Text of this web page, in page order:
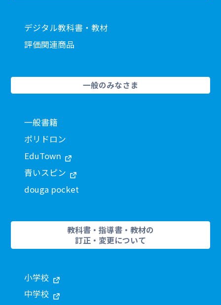
デジタル教科書・教材
評価関連商品
一般のみなさま
一般書籍
ポリドロン
EduTown
青いスピン
douga pocket
教科書・指導書・教材の
訂正・変更について
小学校
中学校